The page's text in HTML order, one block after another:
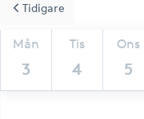
Mån
3
Tis
4
Ons
5
Tidigare